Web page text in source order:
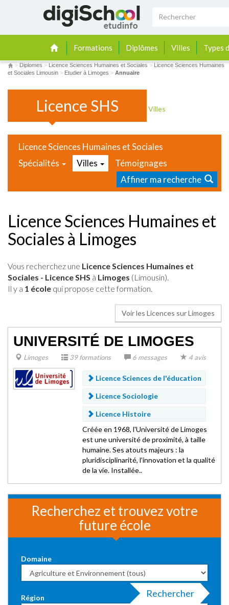
Formations Diplômes Villes Types
> Diplomes > Licence Sciences Humaines et Sociales > Licence Sciences Humaines
et Sociales Limousin > Etudier à Limoges > Annuaire
Licence SHS Villes
Licence Sciences Humaines et Sociales
Spécialités
Villes
Témoignages
Affiner ma recherche
Licence Sciences Humaines et
Sociales à Limoges
Vous recherchez une Licence Sciences Humaines et
Sociales - Licence SHS à Limoges (Limousin).
Il y a 1 école qui propose cette formation.
Voir les Licences sur Limoges
UNIVERSITÉ DE LIMOGES
Limoges 39 formations 6 messages 4 avis
Licence Sciences de l'éducation
Licence Sociologie
Licence Histoire
Créée en 1968, l'Université de Limoges
est une université de proximité, à taille
humaine. Ses atouts majeurs : la
pluridisciplinarité, l'innovation et la qualité
de la vie. Installée..
Recherchez et trouvez votre
future école
Domaine
Région Rechercher